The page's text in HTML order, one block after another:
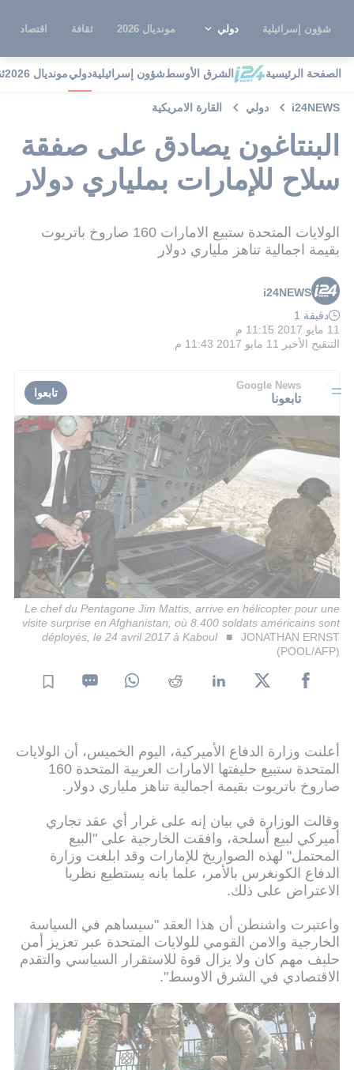
شؤون إسرائيلية دولي مونديال 2026 ثقافة اقتصاد
الصفحة الرئيسية الشرق الأوسطشؤون إسرائيليةدوليمونديال 2026
i24NEWS دولي القارة الامريكية
البنتاغون يصادق على صفقة
سلاح للإمارات بملياري دولار
الولايات المتحدة ستبيع الامارات 160 صاروخ باتريوت
بقيمة اجمالية تناهز ملياري دولار
i24NEWS
دقيقة 1
11 مايو 2017 11:15 م
التنقيح الأخير
11 مايو 2017 11:43 م
Google News
تابعونا تابعوا
Le chef du Pentagone Jim Mattis, arrive en hélicopter pour une
visite surprise en Afghanistan, où 8.400 soldats américains sont
déployés, le 24 avril 2017 à Kaboul
JONATHAN ERNST
(POOL/AFP)
أعلنت وزارة الدفاع الأميركية، اليوم الخميس، أن الولايات
المتحدة ستبيع حليفتها الامارات العربية المتحدة 160
صاروخ باتريوت بقيمة اجمالية تناهز ملياري دولار.
وقالت الوزارة في بيان إنه على غرار أي عقد تجاري
أميركي لبيع أسلحة، وافقت الخارجية على "البيع
المحتمل" لهذه الصواريخ للإمارات وقد ابلغت وزارة
الدفاع الكونغرس بالأمر، علما بانه يستطيع نظريا
الاعتراض على ذلك.
واعتبرت واشنطن أن هذا العقد "سيساهم في السياسة
الخارجية والامن القومي للولايات المتحدة عبر تعزيز أمن
حليف مهم كان ولا يزال قوة للاستقرار السياسي والتقدم
الاقتصادي في الشرق الاوسط".